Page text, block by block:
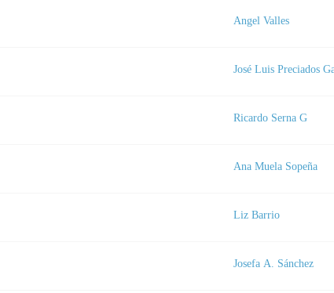
Angel Valles
José Luis Preciados
Ricardo Serna G
Ana Muela Sopeña
Liz Barrio
Josefa A. Sánchez